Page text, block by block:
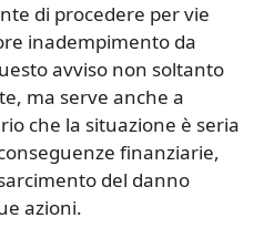
di procedere per vie
inadempimento da
avviso non soltanto
ma serve anche a
che la situazione è seria
finanziarie,
del danno
azioni.